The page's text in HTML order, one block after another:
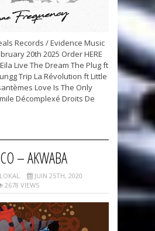
Records / Evidence Music
20th 2025 Order HERE
Live The Dream The Plug ft
Trip La Révolution ft Little
Love Is The Only
Décomplexé Droits De
– AKWABA
JUIN 25TH, 2020
2678 VIEWS